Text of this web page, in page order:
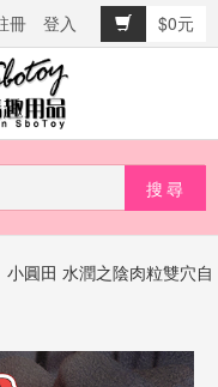
冊 登入
$0元
小圓田 水潤之陰肉粒雙穴自